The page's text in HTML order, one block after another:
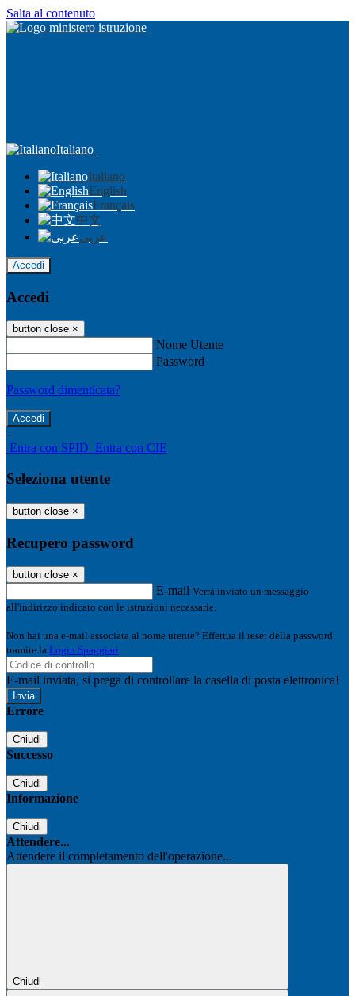
Salta al contenuto
Italiano
Italiano
English
Français
中文
عربى
Accedi
Accedi
button close ×
Nome Utente
Password
Password dimenticata?
-
Entra con SPID Entra con CIE
Seleziona utente
button close ×
Recupero password
button close ×
E-mail Verrà inviato un messaggio
all'indirizzo indicato con le istruzioni necessarie.
Non hai una e-mail associata al nome utente? Effettua il reset della password
tramite la Login Spaggiari
E-mail inviata, si prega di controllare la casella di posta elettronica!
Errore
Chiudi
Successo
Chiudi
Informazione
Chiudi
Attendere...
Attendere il completamento dell'operazione...
Chiudi